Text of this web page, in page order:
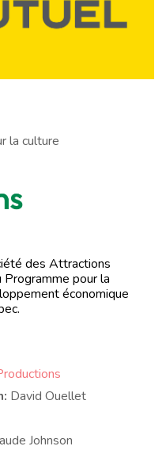
la culture
des Attractions
Programme pour la
économique
David Ouellet
Johnson